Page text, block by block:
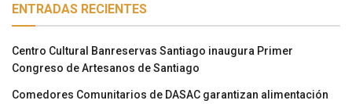
ENTRADAS RECIENTES
Centro Cultural Banreservas Santiago inaugura Primer
Congreso de Artesanos de Santiago
Comedores Comunitarios de DASAC garantizan alimentación